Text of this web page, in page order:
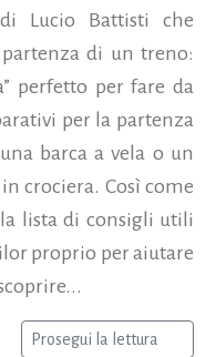
Lucio Battisti che
di un treno:
perfetto per fare da
per la partenza
barca a vela o un
crociera. Così come
lista di consigli utili
proprio per aiutare
Prosegui la lettura